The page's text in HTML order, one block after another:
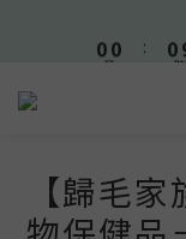
🫧熟客限
日 時
🫧熟客限
【歸毛